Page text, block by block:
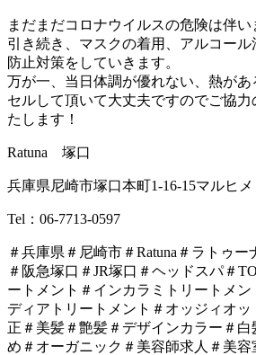
まだまだコロナウイルスの危険は伴い
引き続き、マスクの着用、アルコー
防止対策をしていきます。
万が一、当日体調が優れない、熱が
セルして頂いて大丈夫ですのでご協
たします！
Ratuna 塚口
兵庫県尼崎市塚口本町1-16-15マルヒ
Tel：06-7713-0597
＃兵庫県＃尼崎市＃Ratuna＃ラトゥ
＃阪急塚口＃JR塚口＃ヘッドスパ＃
ートメント＃インカラミトリートメン
ディアトリートメント＃オッジィオ
正＃美髪＃艶髪＃デザインカラー＃
め＃オーガニック＃美容師求人＃美